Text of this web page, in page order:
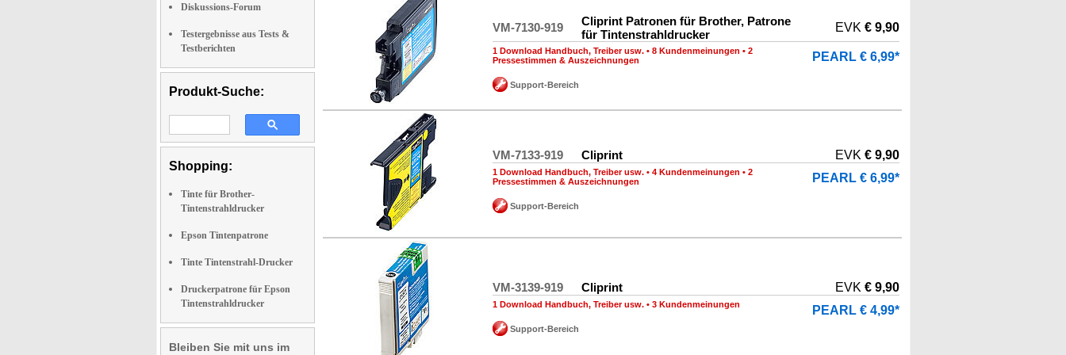
Diskussions-Forum
Testergebnisse aus Tests &
Testberichten
Produkt-Suche:
Shopping:
Tinte für Brother-
Tintenstrahldrucker
Epson Tintenpatrone
Tinte Tintenstrahl-Drucker
Druckerpatrone für Epson
Tintenstrahldrucker
Bleiben Sie mit uns im
VM-7130-919
Cliprint Patronen für Brother, Patrone
für Tintenstrahldrucker
EVK € 9,90
1 Download Handbuch, Treiber usw. • 8 Kundenmeinungen • 2
Pressestimmen & Auszeichnungen
Support-Bereich
PEARL € 6,99*
VM-7133-919 Cliprint EVK € 9,90
1 Download Handbuch, Treiber usw. • 4 Kundenmeinungen • 2
Pressestimmen & Auszeichnungen
Support-Bereich
PEARL € 6,99*
VM-3139-919 Cliprint EVK € 9,90
1 Download Handbuch, Treiber usw. • 3 Kundenmeinungen
Support-Bereich
PEARL € 4,99*